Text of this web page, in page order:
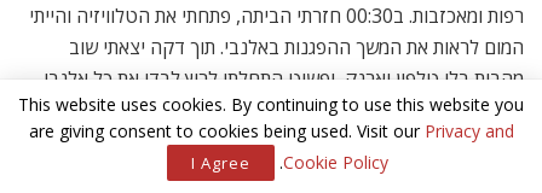
רפות ומאכזבות. ב00:30 חזרתי הביתה, פתחתי את הטלוויזיה והייתי
המום לראות את המשך ההפגנות באלנבי. תוך דקה יצאתי שוב
מהבית בלי טלפון וארנק, ופשוט התחלתי לרוץ לבדי את כל אלנבי
דרומה בעודי צורח בקולי קולות ”להתעורר!“. הכי כיף היה כשחלפתי
על פני המלבייה והערתי שם איזה זוג שקפץ באוויר עם הקוביות של
השש-בש. צעקתי להם ולעצמי. להתעורר.
This website uses cookies. By continuing to use this website you
are giving consent to cookies being used. Visit our Privacy and
Cookie Policy
.
I Agree